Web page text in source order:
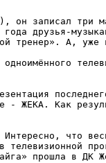
он записал три
друзья-
тренер». А,
- ЖЕКА. Как
Интересно, что
прошла в ДК